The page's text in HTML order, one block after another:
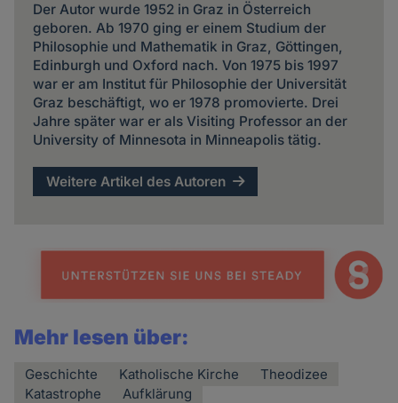
Der Autor wurde 1952 in Graz in Österreich
geboren. Ab 1970 ging er einem Studium der
Philosophie und Mathematik in Graz, Göttingen,
Edinburgh und Oxford nach. Von 1975 bis 1997
war er am Institut für Philosophie der Universität
Graz beschäftigt, wo er 1978 promovierte. Drei
Jahre später war er als Visiting Professor an der
University of Minnesota in Minneapolis tätig.
Weitere Artikel des Autoren
Mehr lesen über:
Geschichte Katholische Kirche
Theodizee
Katastrophe
Aufklärung